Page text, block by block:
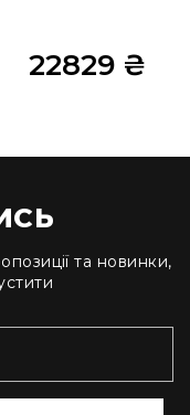
22829 ₴
та новинки,